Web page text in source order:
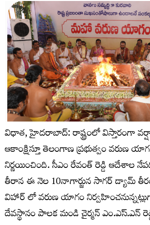
విధాత, హైదరాబాద్: రాష్ట్రంలో విస్తారంగా
ఆకాంక్షిస్తూ తెలంగాణ ప్రభుత్వం వరుణ
నిర్ణయించింది. సీఎం రేవంత్ రెడ్డి ఆదేశాల
తీరాన ఈ నెల 10నాగార్జున సాగర్ డ్యామ్
విహార్ లో వరుణ యాగం
దేవస్థానం పాలక మండి చైర్మన్ ఎం.ఎస్.ఎన్